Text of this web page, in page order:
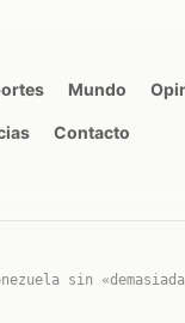
Mundo
Contacto
sin